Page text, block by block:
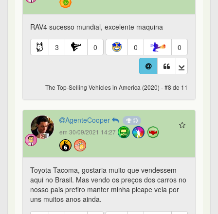
RAV4 sucesso mundial, excelente maquina
3 0 0 0
The Top-Selling Vehicles in America (2020) - #8 de 11
AgenteCooper
em 30/09/2021 14:27
Toyota Tacoma, gostaria muito que vendessem
aqui no Brasil. Mas vendo os preços dos carros no
nosso pais prefiro manter minha picape veia por
uns muitos anos ainda.